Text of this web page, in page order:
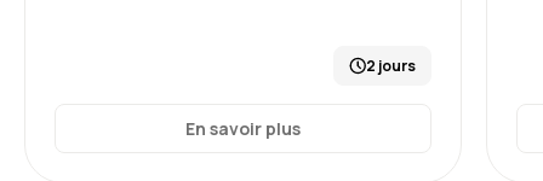
2 jours
En savoir plus